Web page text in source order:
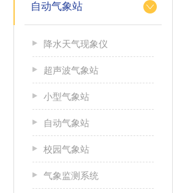
自动气象站
降水天气现象仪
超声波气象站
小型气象站
自动气象站
校园气象站
气象监测系统